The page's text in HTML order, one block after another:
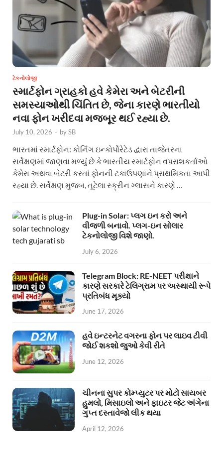
ટેકનોલોજી
સ્માર્ટફોન ગ્રાહકો હવે કેમેરા અને બેટરીની
સમસ્યાઓથી ચિંતિત છે, જેના કારણે ભારતીયો
નવા ફોન ખરીદવા મજબૂર થઈ રહ્યા છે.
July 10, 2026 - bySB
ભારતમાં સ્માર્ટફોન: કોર્નિંગ ઇન્કોર્પોરેટેડ દ્વારા તાજેતરના
સર્વેક્ષણમાં જાણવા મળ્યું છે કે ભારતીય સ્માર્ટફોન વપરાશકર્તાઓ
કેમેરા અથવા બેટરી કરતાં ફોનની ટકાઉપણાને પ્રાથમિકતા આપી
રહ્યા છે. સર્વેક્ષણ મુજબ, તૂટેલા સ્ક્રીન ગ્લાસને કારણે …
Plug-in Solar: પ્લગ ઇન કરો અને
વીજળી બનાવો. પ્લગ-ઇન સોલાર
ટેકનોલોજી વિશે જાણો.
July 6, 2026
Telegram Block: RE-NEET પરીક્ષાને
કારણે સરકારે ટેલિગ્રામ પર અસ્થાયી રૂપે
પ્રતિબંધ મૂક્યો
June 17, 2026
હવે ઇન્ટરનેટ વગરના ફોન પર લાઇવ ટીવી
જોઈ શકશો જુઓ કેવી રીતે
June 12, 2026
ચીનના સુપર કોમ્પ્યુટર પર મોટો સાયબર
હુમલો, મિસાઇલો અને ફાઇટર જેટ અંગેના
ગુપ્ત દસ્તાવેજો લીક થયા
April 12, 2026